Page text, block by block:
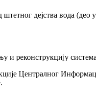
дејства вода
и реконструкцију
Централног